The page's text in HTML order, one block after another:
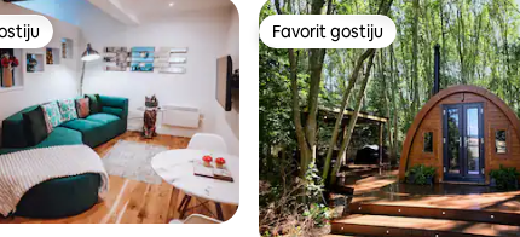
gostiju Favorit gostiju
Favorit gostiju